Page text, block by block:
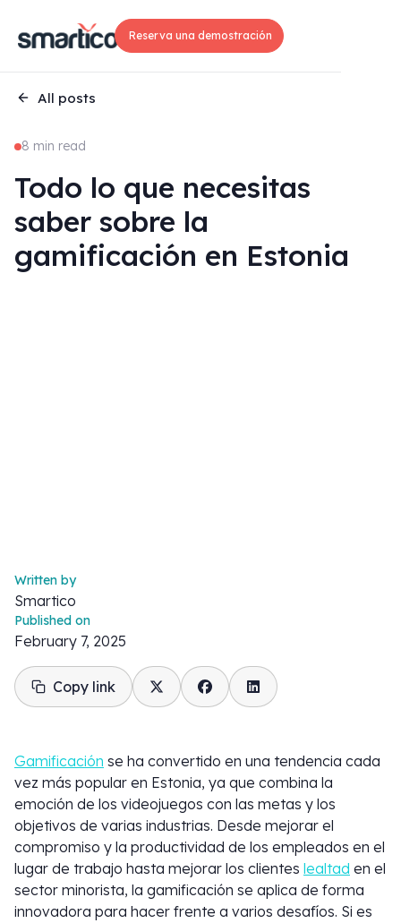
Reserva una demostración
All posts
8 min read
Todo lo que necesitas
saber sobre la
gamificación en Estonia
Written by
Smartico
Published on
February 7, 2025
Copy link
Gamificación se ha convertido en una tendencia cada
vez más popular en Estonia, ya que combina la
emoción de los videojuegos con las metas y los
objetivos de varias industrias. Desde mejorar el
compromiso y la productividad de los empleados en el
lugar de trabajo hasta mejorar los clientes lealtad en el
sector minorista, la gamificación se aplica de forma
innovadora para hacer frente a varios desafíos. Si es